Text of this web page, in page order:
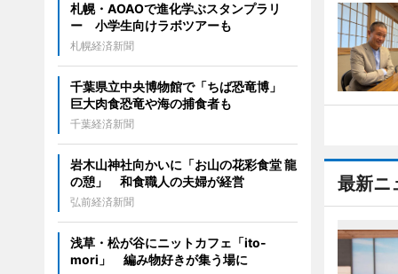
最新ニ
札幌・AOAOで進化学ぶスタンプラリ
ー 小学生向けラボツアーも
札幌経済新聞
千葉県立中央博物館で「ちば恐竜博」
巨大肉食恐竜や海の捕食者も
千葉経済新聞
岩木山神社向かいに「お山の花彩食堂 龍
の憩」 和食職人の夫婦が経営
弘前経済新聞
浅草・松が谷にニットカフェ「ito-
mori」 編み物好きが集う場に